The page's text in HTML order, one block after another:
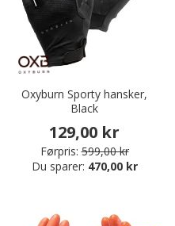
Oxyburn Sporty hansker,
Black
129,00 kr
Førpris: 599,00 kr
Du sparer: 470,00 kr